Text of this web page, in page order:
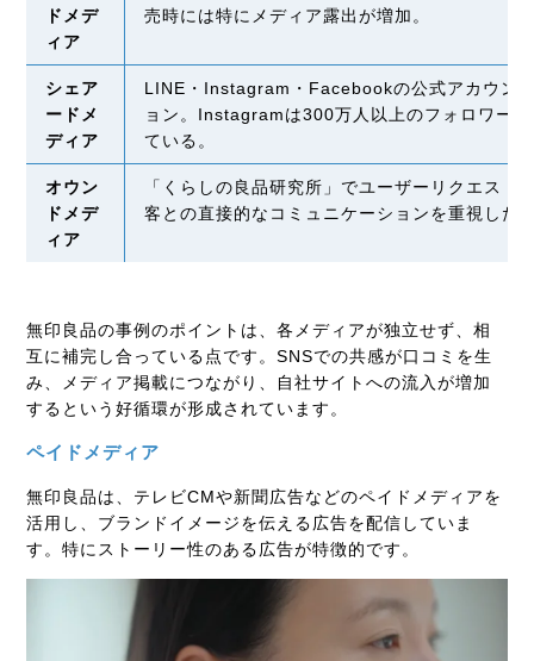
ドメデ
ィア
売時には特にメディア露出が増加。
シェア
ードメ
ディア
LINE・Instagram・Facebookの公式アカウン
ョン。Instagramは300万人以上のフォロワー
ている。
オウン
ドメデ
ィア
「くらしの良品研究所」でユーザーリクエス
客との直接的なコミュニケーションを重視した
無印良品の事例のポイントは、各メディアが独立せず、相
互に補完し合っている点です。SNSでの共感が口コミを生
み、メディア掲載につながり、自社サイトへの流入が増加
するという好循環が形成されています。
ペイドメディア
無印良品は、テレビCMや新聞広告などのペイドメディアを
活用し、ブランドイメージを伝える広告を配信していま
す。特にストーリー性のある広告が特徴的です。